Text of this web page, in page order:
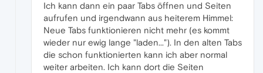
Ich kann dann ein paar Tabs öffnen und Seiten
aufrufen und irgendwann aus heiterem Himmel:
Neue Tabs funktionieren nicht mehr (es kommt
wieder nur ewig lange "laden..."). In den alten Tabs
die schon funktionierten kann ich aber normal
weiter arbeiten. Ich kann dort die Seiten